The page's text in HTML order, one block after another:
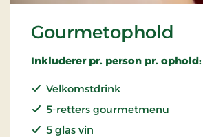
Gourmetophold
Inkluderer pr. person pr. ophold:
Velkomstdrink
5-retters gourmetmenu
5 glas vin